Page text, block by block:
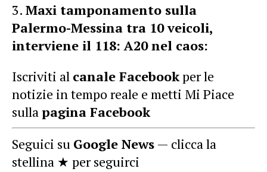
Maxi tamponamento sulla
Palermo-Messina tra 10 veicoli,
interviene il 118: A20 nel caos:
Iscriviti al canale Facebookper le
notizie in tempo reale e metti Mi Piace
sullapagina Facebook
Seguici su Google News — clicca la
stellina ★ per seguirci